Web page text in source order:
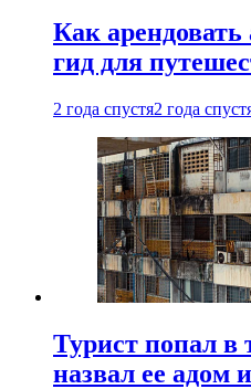
Как арендовать
гид для
2 года спустя2 года
Турист попал в
назвал ее адом